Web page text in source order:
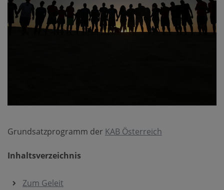
Grundsatzprogramm der KAB Österreich
Inhaltsverzeichnis
Zum Geleit